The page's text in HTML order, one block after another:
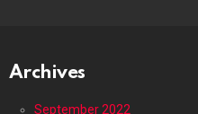
Archives
September 2022